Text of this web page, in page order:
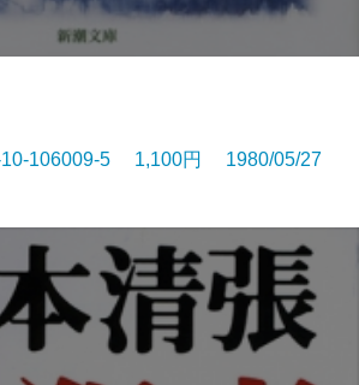
106009-5 1,100円 1980/05/27